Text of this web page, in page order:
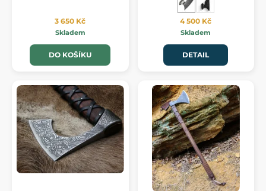
3 650 Kč
Skladem
DO KOŠÍKU
4 500 Kč
Skladem
DETAIL